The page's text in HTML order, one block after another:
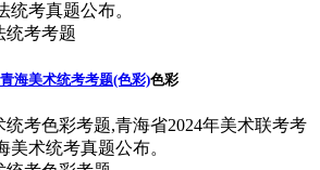
统考真题公布。
海美术统考考题(色彩)色彩
统考色彩考题,青海省2024年美术联考考
美术统考真题公布。